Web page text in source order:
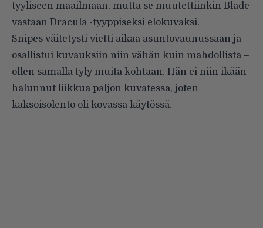
tyyliseen maailmaan, mutta se muutettiinkin Blade
vastaan Dracula -tyyppiseksi elokuvaksi.
Snipes väitetysti vietti aikaa asuntovaunussaan ja
osallistui kuvauksiin niin vähän kuin mahdollista –
ollen samalla tyly muita kohtaan. Hän ei niin ikään
halunnut liikkua paljon kuvatessa, joten
kaksoisolento oli kovassa käytössä.